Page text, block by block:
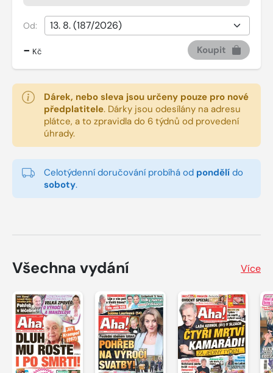
Od:
- Kč Koupit
Dárek, nebo sleva jsou určeny pouze pro nové
předplatitele. Dárky jsou odesílány na adresu
plátce, a to zpravidla do 6 týdnů od provedení
úhrady.
Celotýdenní doručování probíhá od pondělí do
soboty.
Všechna vydání Více